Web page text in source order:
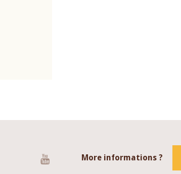
More informations ?